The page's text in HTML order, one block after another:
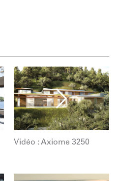
Vidéo : Axiome 3250